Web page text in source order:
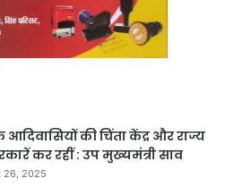
की चिंता केंद्र और राज्य
कर रहीं : उप मुख्यमंत्री साव
26, 2025